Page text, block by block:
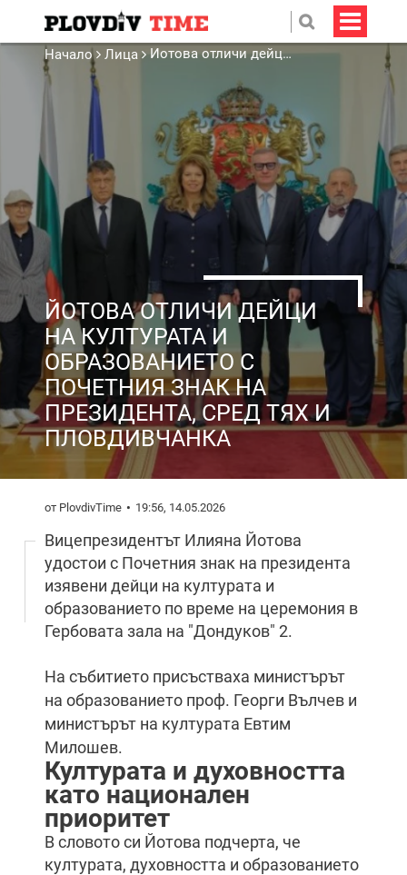
Начало Лица Йотова отличи дейци на културата и образованието с Почетния знак на президента, сред тях и пловдивчанка
ЙОТОВА ОТЛИЧИ ДЕЙЦИ
НА КУЛТУРАТА И
ОБРАЗОВАНИЕТО С
ПОЧЕТНИЯ ЗНАК НА
ПРЕЗИДЕНТА, СРЕД ТЯХ И
ПЛОВДИВЧАНКА
от PlovdivTime 19:56, 14.05.2026
Вицепрезидентът Илияна Йотова
удостои с Почетния знак на президента
изявени дейци на културата и
образованието по време на церемония в
Гербовата зала на "Дондуков" 2.
На събитието присъстваха министърът
на образованието проф. Георги Вълчев и
министърът на културата Евтим
Милошев.
Културата и духовността
като национален
приоритет
В словото си Йотова подчерта, че
културата, духовността и образованието